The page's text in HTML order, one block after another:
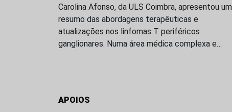
Carolina Afonso, da ULS Coimbra, apresentou um
resumo das abordagens terapêuticas e
atualizações nos linfomas T periféricos
ganglionares. Numa área médica complexa e…
APOIOS